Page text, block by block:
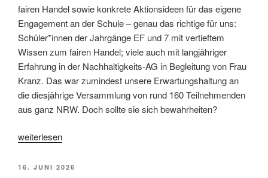
fairen Handel sowie konkrete Aktionsideen für das eigene
Engagement an der Schule – genau das richtige für uns:
Schüler*innen der Jahrgänge EF und 7 mit vertieftem
Wissen zum fairen Handel; viele auch mit langjähriger
Erfahrung in der Nachhaltigkeits-AG in Begleitung von Frau
Kranz. Das war zumindest unsere Erwartungshaltung an
die diesjährige Versammlung von rund 160 Teilnehmenden
aus ganz NRW. Doch sollte sie sich bewahrheiten?
„Fairtrade-
auf
weiterlesen
VERÖFFENTLICHT
16. JUNI 2026